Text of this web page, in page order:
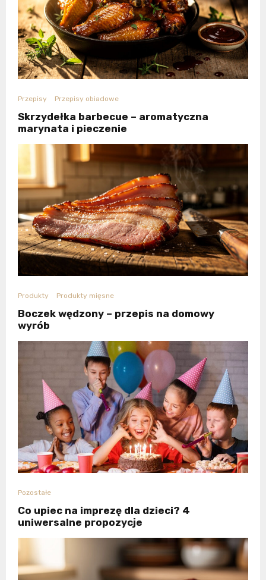
Przepisy Przepisy obiadowe
Skrzydełka barbecue – aromatyczna
marynata i pieczenie
Produkty Produkty mięsne
Boczek wędzony – przepis na domowy
wyrób
Pozostałe
Co upiec na imprezę dla dzieci? 4
uniwersalne propozycje